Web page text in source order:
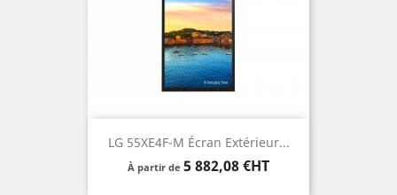
LG 55XE4F-M Écran Extérieur...
À partir de Prix
5 882,08 €HT